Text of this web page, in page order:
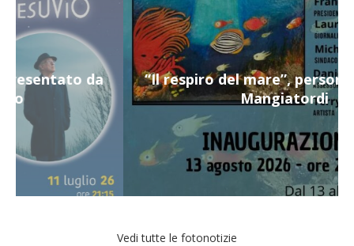
“Il respiro del mare”, personale di Terry
Mangiatordi
Vedi tutte le fotonotizie